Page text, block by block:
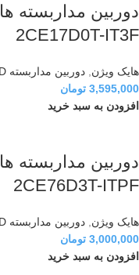
2CE17D0T-IT3F
هایک ویژن دوربین مداربسته TURBO HD
3,595,000 تومان
افزودن به سبد خرید
2CE76D3T-ITPF
هایک ویژن, دوربین مداربسته TURBO HD
3,000,000 تومان
افزودن به سبد خرید